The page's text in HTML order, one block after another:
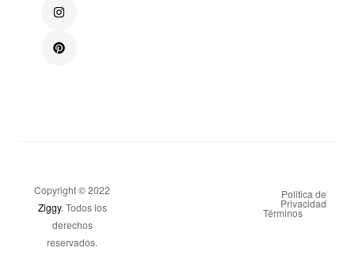
Copyright © 2022
Ziggy. Todos los
derechos
reservados.
Politica de
Privacidad
Términos